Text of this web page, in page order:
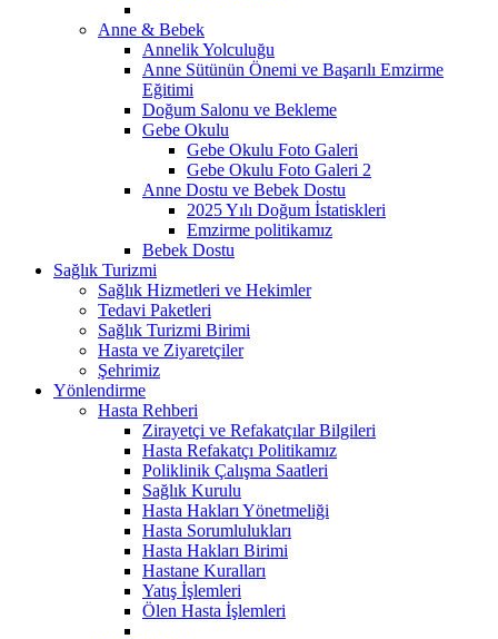
Anne & Bebek
Annelik Yolculuğu
Anne Sütünün Önemi ve Başarılı Emzirme
Eğitimi
Doğum Salonu ve Bekleme
Gebe Okulu
Gebe Okulu Foto Galeri
Gebe Okulu Foto Galeri 2
Anne Dostu ve Bebek Dostu
2025 Yılı Doğum İstatiskleri
Emzirme politikamız
Bebek Dostu
Sağlık Turizmi
Sağlık Hizmetleri ve Hekimler
Tedavi Paketleri
Sağlık Turizmi Birimi
Hasta ve Ziyaretçiler
Şehrimiz
Yönlendirme
Hasta Rehberi
Zirayetçi ve Refakatçılar Bilgileri
Hasta Refakatçı Politikamız
Poliklinik Çalışma Saatleri
Sağlık Kurulu
Hasta Hakları Yönetmeliği
Hasta Sorumlulukları
Hasta Hakları Birimi
Hastane Kuralları
Yatış İşlemleri
Ölen Hasta İşlemleri